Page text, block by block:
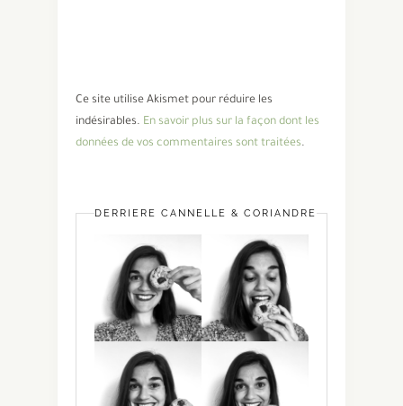
Ce site utilise Akismet pour réduire les
indésirables. En savoir plus sur la façon dont les
données de vos commentaires sont traitées.
DERRIÈRE CANNELLE & CORIANDRE